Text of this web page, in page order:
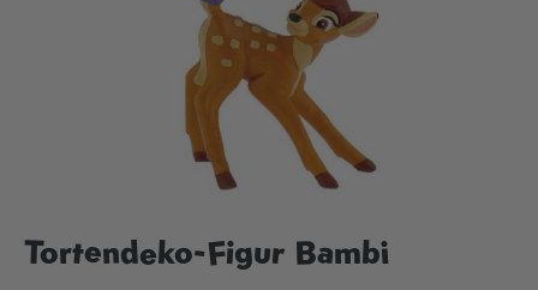
Tortendeko-Figur Bambi